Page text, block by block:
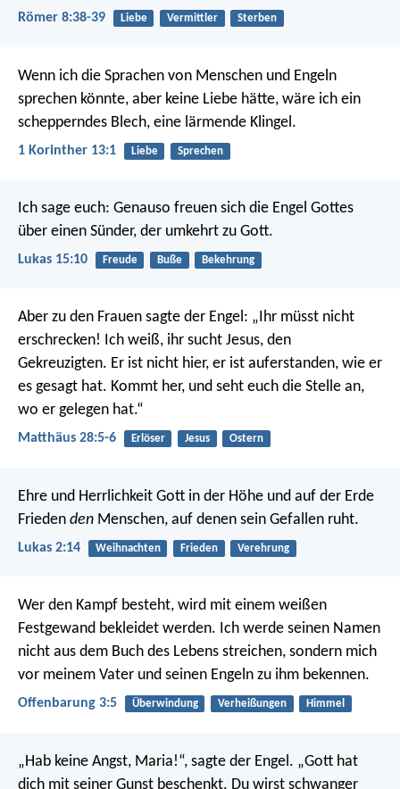
Römer 8:38-39 Liebe Vermittler Sterben
Wenn ich die Sprachen von Menschen und Engeln
sprechen könnte, aber keine Liebe hätte, wäre ich ein
schepperndes Blech, eine lärmende Klingel.
1 Korinther 13:1 Liebe Sprechen
Ich sage euch: Genauso freuen sich die Engel Gottes
über einen Sünder, der umkehrt zu Gott.
Lukas 15:10 Freude Buße Bekehrung
Aber zu den Frauen sagte der Engel: „Ihr müsst nicht
erschrecken! Ich weiß, ihr sucht Jesus, den
Gekreuzigten. Er ist nicht hier, er ist auferstanden, wie er
es gesagt hat. Kommt her, und seht euch die Stelle an,
wo er gelegen hat.“
Matthäus 28:5-6 Erlöser Jesus Ostern
Ehre und Herrlichkeit Gott in der Höhe und auf der Erde
Frieden den Menschen, auf denen sein Gefallen ruht.
Lukas 2:14 Weihnachten Frieden Verehrung
Wer den Kampf besteht, wird mit einem weißen
Festgewand bekleidet werden. Ich werde seinen Namen
nicht aus dem Buch des Lebens streichen, sondern mich
vor meinem Vater und seinen Engeln zu ihm bekennen.
Offenbarung 3:5 Überwindung Verheißungen Himmel
„Hab keine Angst, Maria!“, sagte der Engel. „Gott hat
dich mit seiner Gunst beschenkt. Du wirst schwanger